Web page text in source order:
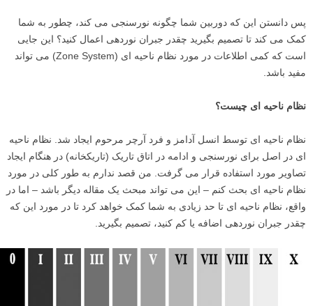
پس دانستن این که دوربین شما چگونه نورسنجی می کند، چطور به شما
کمک می کند تا تصمیم بگیرید چقدر جبران نوردهی اعمال کنید؟ این جایی
است که کمی اطلاعات در مورد نظام ناحیه ای (Zone System) می تواند
مفید باشد.
نظام ناحیه ای چیست؟
نظام ناحیه ای توسط انسل آدامز و فرد آرچر مرحوم ایجاد شد. نظام ناحیه
ای در اصل برای نورسنجی و ادامه در اتاق تاریک (تاریکخانه) در هنگام ایجاد
تصاویر مورد استفاده قرار می گرفت. من قصد ندارم به طور کلی در مورد
نظام ناحیه ای بحث کنم – این می تواند مبحث یک مقاله دیگر باشد – اما در
واقع، نظام ناحیه ای تا حد زیادی به شما کمک خواهد کرد تا در مورد این که
چقدر جبران نوردهی اضافه یا کم کنید، تصمیم بگیرید.